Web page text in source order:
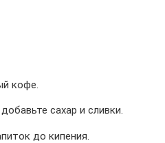
кофе.
сахар и сливки.
до кипения.